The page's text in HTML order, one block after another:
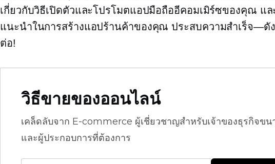
เกี่ยวกับวิธีเปิดตัวและโปรโมตแอปมือถืออีคอมเมิร์ซของคุณ แล
แนะนำในการสร้างแอปร้านค้าของคุณ ประสบความสำเร็จ—ดั
ต่อ!
วิธีขายของออนไลน์
เคล็ดลับจาก E-commerce ผู้เชี่ยวชาญสำหรับเจ้าของธุรกิจขน
และผู้ประกอบการที่ต้องการ